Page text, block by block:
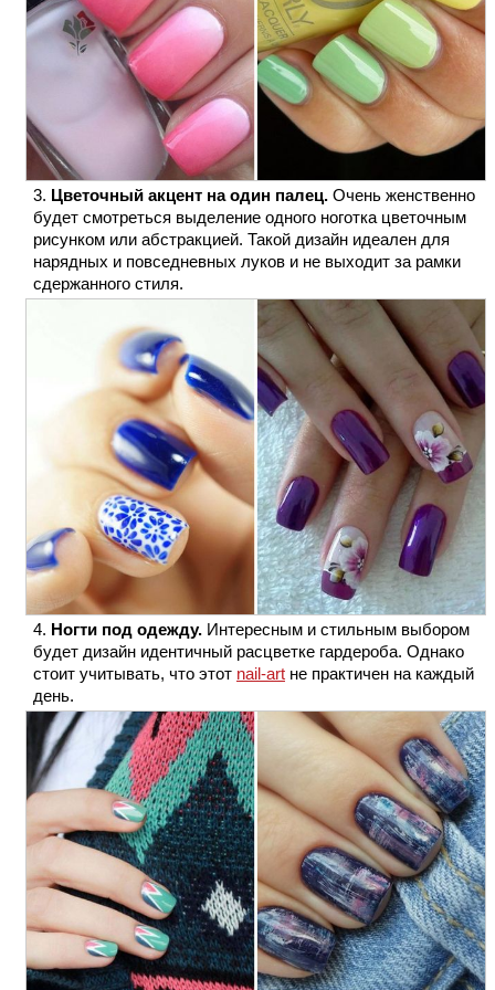
Цветочный акцент на один палец. Очень женственно
будет смотреться выделение одного ноготка цветочным
рисунком или абстракцией. Такой дизайн идеален для
нарядных и повседневных луков и не выходит за рамки
сдержанного стиля.
Ногти под одежду. Интересным и стильным выбором
будет дизайн идентичный расцветке гардероба. Однако
стоит учитывать, что этот nail-art не практичен на каждый
день.